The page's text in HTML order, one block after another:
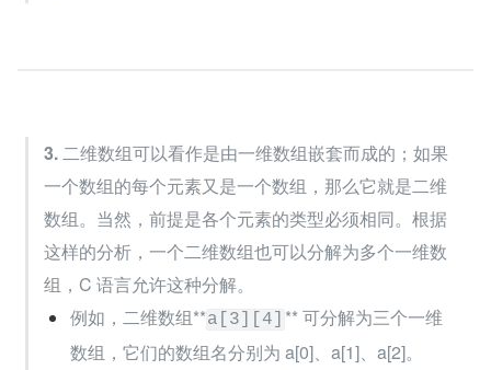
3. 二维数组可以看作是由一维数组嵌套而成的；如果
一个数组的每个元素又是一个数组，那么它就是二维
数组。当然，前提是各个元素的类型必须相同。根据
这样的分析，一个二维数组也可以分解为多个一维数
组，C 语言允许这种分解。
例如，二维数组**a[3][4]
** 可分解为三个一维
数组，它们的数组名分别为 a[0]、a[1]、a[2]。